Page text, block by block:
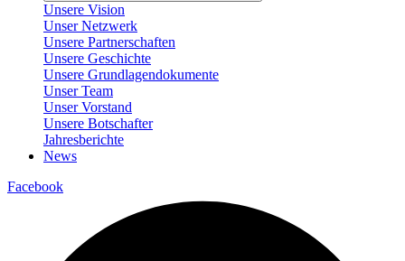
Unsere Vision
Unser Netzwerk
Unsere Partnerschaften
Unsere Geschichte
Unsere Grundlagendokumente
Unser Team
Unser Vorstand
Unsere Botschafter
Jahresberichte
News
Facebook